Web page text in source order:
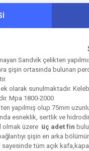
Sandvik çelikten
şişin ortasında bulunan
olarak sunulmaktadır.
Mpa 1800-2000
yapılmış olup 75mm
esneklik, sertlik ve
olmak üzere üç adet fin
şişin en arka
tüm açık